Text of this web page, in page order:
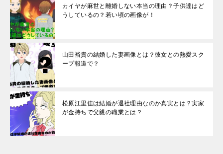
カイヤが麻世と離婚しない本当の理由？子供達はど
うしているの？若い頃の画像が！
山田裕貴の結婚した妻画像とは？彼女との熱愛スク
ープ報道で？
松原江里佳は結婚が退社理由なのか真実とは？実家
が金持ちで父親の職業とは？